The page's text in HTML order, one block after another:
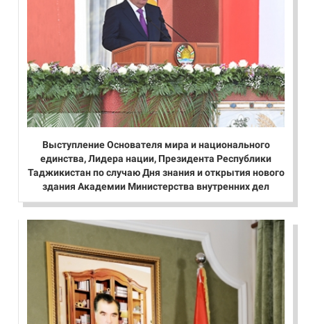
Выступление Основателя мира и национального
единства, Лидера нации, Президента Республики
Таджикистан по случаю Дня знания и открытия нового
здания Академии Министерства внутренних дел